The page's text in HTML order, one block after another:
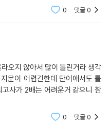
것입니다.
0 댓글0
오지 않아서 많이 틀린거라 생각
문이 어렵긴한데 단어애서도 틀
사가 2배는 어려운거 같으니 참
0 댓글0